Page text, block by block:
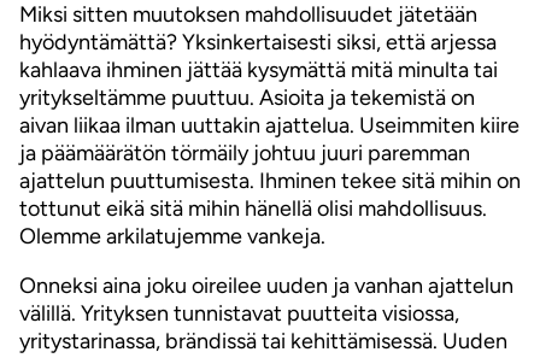
Miksi sitten muutoksen mahdollisuudet jätetään
hyödyntämättä? Yksinkertaisesti siksi, että arjessa
kahlaava ihminen jättää kysymättä mitä minulta tai
yritykseltämme puuttuu. Asioita ja tekemistä on
aivan liikaa ilman uuttakin ajattelua. Useimmiten kiire
ja päämäärätön törmäily johtuu juuri paremman
ajattelun puuttumisesta. Ihminen tekee sitä mihin on
tottunut eikä sitä mihin hänellä olisi mahdollisuus.
Olemme arkilatujemme vankeja.
Onneksi aina joku oireilee uuden ja vanhan ajattelun
välillä. Yrityksen tunnistavat puutteita visiossa,
yritystarinassa, brändissä tai kehittämisessä. Uuden